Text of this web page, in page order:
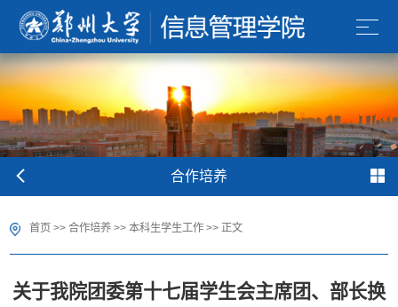
合作培养
首页 >>合作培养 >>本科生学生工作 >> 正文
关于我院团委第十七届学生会主席团、部长换